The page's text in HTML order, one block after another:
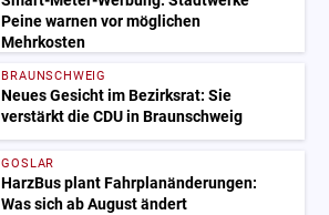
Peine warnen vor möglichen
Mehrkosten
BRAUNSCHWEIG
Neues Gesicht im Bezirksrat: Sie
verstärkt die CDU in Braunschweig
GOSLAR
HarzBus plant Fahrplanänderungen:
Was sich ab August ändert